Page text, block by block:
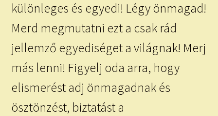
különleges és egyedi! Légy önmagad!
Merd megmutatni ezt a csak rád
jellemző egyediséget a világnak! Merj
más lenni! Figyelj oda arra, hogy
elismerést adj önmagadnak és
ösztönzést, biztatást a